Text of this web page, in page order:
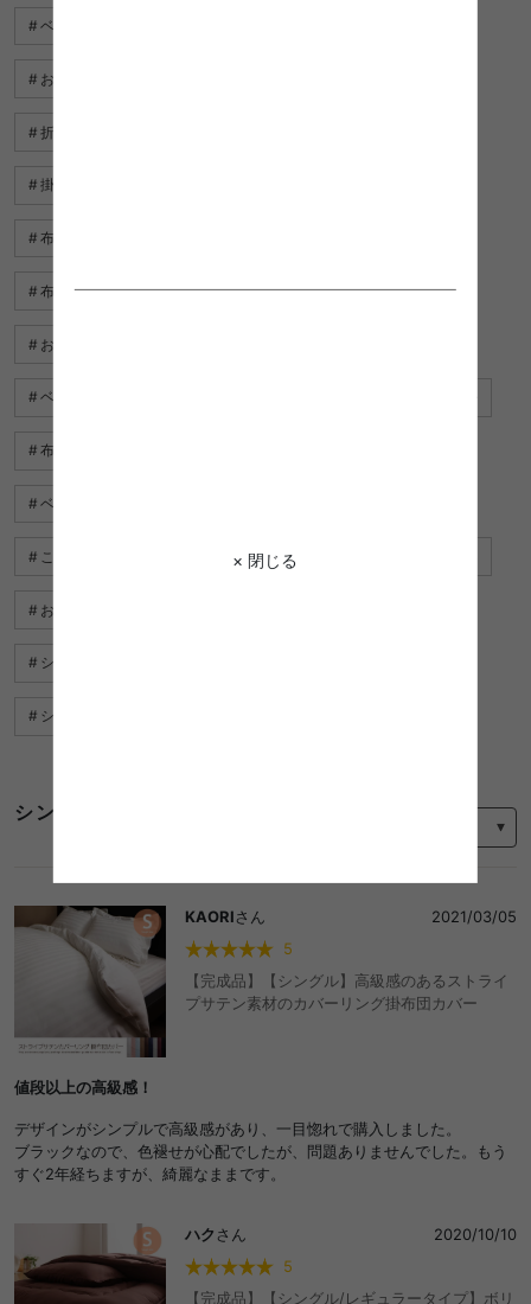
× 閉じる
ベッド カバー セット 北欧
おしゃれ ベッド カバー
折り畳み シングルベッド
掛け布団 ダブル サイズ
布団カバー おすすめ
布団 ベージュ ソファ ベッド シングル コンパクト
おしゃれ ソファ カバー
ベッド カバー ベージュ おしゃれ
布団カバー 緑
ベッドシーツ シングル
こたつ布団 モダン 布団セット おすすめ
おしゃれ ベッド シングル
シングルベッド マットレス 激安
シングルベッド コンセント 付き
シングル 布団 カバーのレビュー
KAORIさん
2021/03/05
5
【完成品】【シングル】高級感のあるストライ
プサテン素材のカバーリング掛布団カバー
値段以上の高級感！
デザインがシンプルで高級感があり、一目惚れで購入しました。
ブラックなので、色褪せが心配でしたが、問題ありませんでした。もう
すぐ2年経ちますが、綺麗なままです。
ハク さん
2020/10/10
5
【完成品】【シングル/レギュラータイプ】ボリ